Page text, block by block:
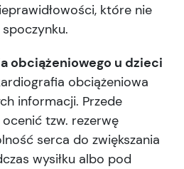
które nie
obciążeniowego u dzieci
obciążeniowa
informacji. Przede
tzw. rezerwę
serca do zwiększania
wysiłku albo pod